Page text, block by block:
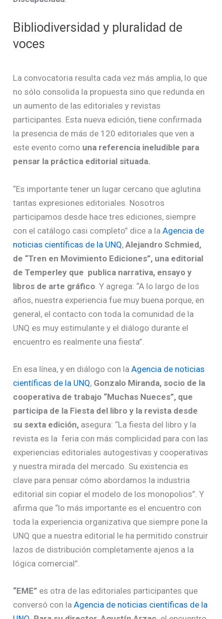
Bibliodiversidad y pluralidad de
voces
La convocatoria resulta cada vez más amplia, lo que
no sólo consolida la propuesta sino que redunda en
un aumento de las editoriales y revistas
participantes. Esta nueva edición, tiene confirmada
la presencia de más de 120 editoriales que ven a
este evento como una referencia ineludible para
pensar la práctica editorial situada.
“Es importante tener un lugar cercano que aglutina
tantas expresiones editoriales. Nosotros
participamos desde hace tres ediciones, siempre
con el catálogo casi completo” dice a laAgencia de
noticias científicas de la UNQ,Alejandro Schmied,
de “Tren en Movimiento Ediciones”, una editorial
de Temperley que publica narrativa, ensayo y
libros de arte gráfico . Y agrega: “A lo largo de los
años, nuestra experiencia fue muy buena porque, en
general, el contacto con toda la comunidad de la
UNQ es muy estimulante y el diálogo durante el
encuentro es realmente una fiesta”.
En esa línea, y en diálogo con laAgencia de noticias
científicas de la UNQ, Gonzalo Miranda, socio de la
cooperativa de trabajo “Muchas Nueces”, que
participa de la Fiesta del libro y la revista desde
su sexta edición, asegura: “La fiesta del libro y la
revista es la feria con más complicidad para con las
experiencias editoriales autogestivas y cooperativas
y nuestra mirada del mercado. Su existencia es
clave para pensar cómo abordamos la industria
editorial sin copiar el modelo de los monopolios”. Y
afirma que “lo más importante es el encuentro con
toda la experiencia organizativa que siempre pone la
UNQ que a nuestra editorial le ha permitido construir
lazos de distribución completamente ajenos a la
lógica comercial”.
“EME” es otra de las editoriales participantes que
conversó con laAgencia de noticias científicas de la